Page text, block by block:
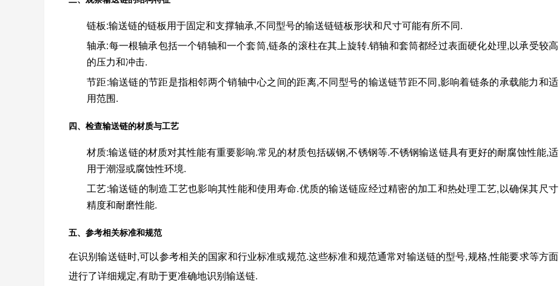
链板:输送链的链板用于固定和支撑轴承,不同型号的输送链链板形状和尺寸可能有所不同.
轴承:每一根轴承包括一个销轴和一个套筒,链条的滚柱在其上旋转.销轴和套筒都经过表面硬化处理,以承受较高
的压力和冲击.
节距:输送链的节距是指相邻两个销轴中心之间的距离,不同型号的输送链节距不同,影响着链条的承载能力和适
用范围.
四、检查输送链的材质与工艺
材质:输送链的材质对其性能有重要影响.常见的材质包括碳钢,不锈钢等.不锈钢输送链具有更好的耐腐蚀性能,适
用于潮湿或腐蚀性环境.
工艺:输送链的制造工艺也影响其性能和使用寿命.优质的输送链应经过精密的加工和热处理工艺,以确保其尺寸
精度和耐磨性能.
五、参考相关标准和规范
在识别输送链时,可以参考相关的国家和行业标准或规范.这些标准和规范通常对输送链的型号,规格,性能要求等方面
进行了详细规定,有助于更准确地识别输送链.